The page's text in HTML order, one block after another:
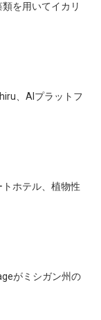
を用いてイカリ
、AIプラットフ
ホテル、植物性
がミシガン州の